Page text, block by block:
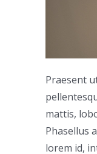
Praesent
mattis,
Phasellus
lorem id,